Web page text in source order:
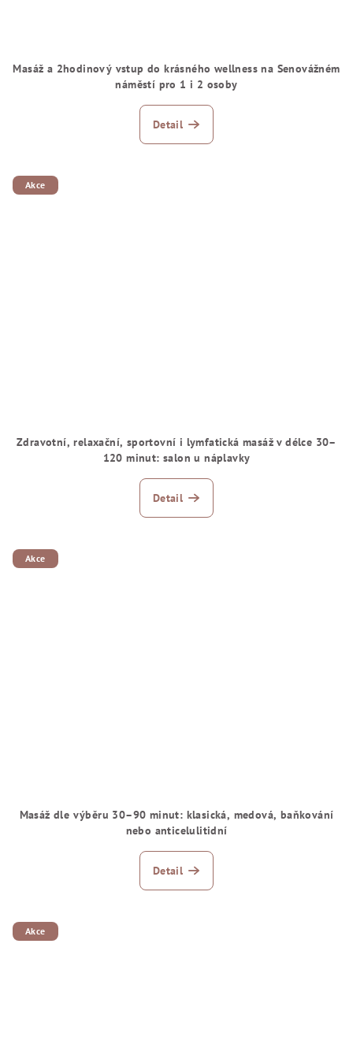
Masáž a 2hodinový vstup do krásného wellness na Senovážném
náměstí pro 1 i 2 osoby
Detail
Akce
Zdravotní, relaxační, sportovní i lymfatická masáž v délce 30–
120 minut: salon u náplavky
Detail
Akce
Masáž dle výběru 30–90 minut: klasická, medová, baňkování
nebo anticelulitidní
Detail
Akce